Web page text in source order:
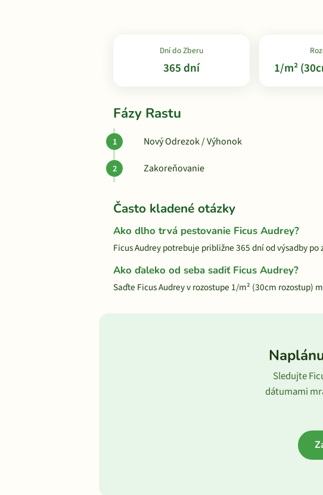
Dní do Zberu
365 dní 1/m²
Fázy Rastu
Nový Odrezok / Výhonok
Zakoreňovanie
Často kladené otázky
Ako dlho trvá pestovanie Ficus Audrey?
Ficus Audrey potrebuje približne 365 dní od výsadby po
Ako ďaleko od seba sadiť Ficus Audrey?
Saďte Ficus Audrey v rozostupe 1/m² (30cm rozostup)
Sledujte
dátumami